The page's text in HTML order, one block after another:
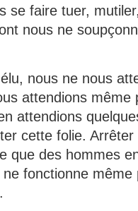
se faire tuer,
nous ne
nous ne nous
attendions même
attendions
cette folie.
que des hommes
fonctionne